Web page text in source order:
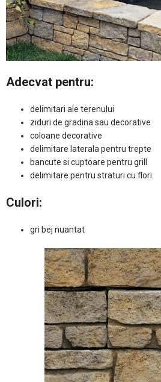
Adecvat pentru:
delimitari ale terenului
ziduri de gradina sau decorative
coloane decorative
delimitare laterala pentru trepte
bancute si cuptoare pentru grill
delimitare pentru straturi cu flori.
Culori:
gri bej nuantat